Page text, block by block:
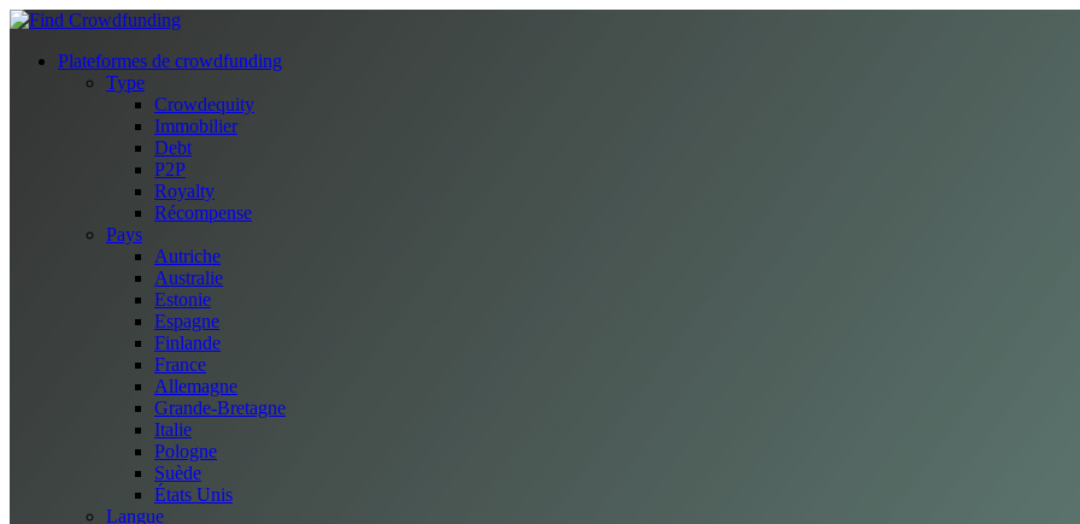
Plateformes de crowdfunding
Type
Crowdequity
Immobilier
Debt
P2P
Royalty
Récompense
Pays
Autriche
Australie
Estonie
Espagne
Finlande
France
Allemagne
Grande-Bretagne
Italie
Pologne
Suède
États Unis
Langue